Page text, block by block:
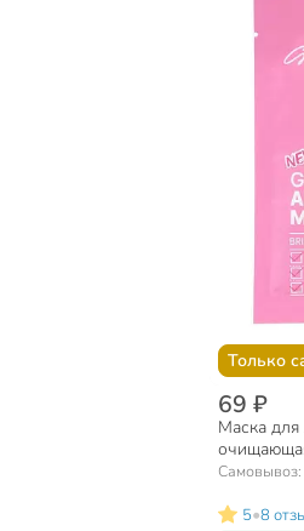
Только
69 ₽
Маска для
Самовывоз:
5•8